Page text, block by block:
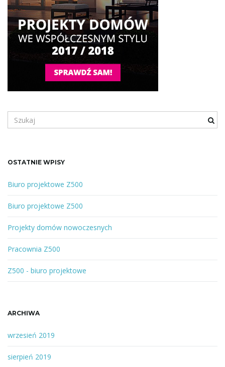
z
a
e
s
ł
o
w
o
l
u
b
f
z
OSTATNIE WPISY
Biuro projektowe Z500
Biuro projektowe Z500
Projekty domów nowoczesnych
Pracownia Z500
Z500 - biuro projektowe
ARCHIWA
wrzesień 2019
sierpień 2019